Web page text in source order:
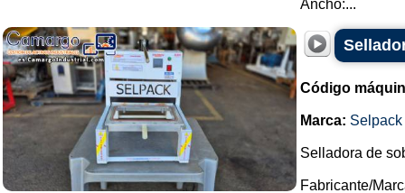
Ancho:...
Código
Marca: Selpack
Selladora de
Fabricante/